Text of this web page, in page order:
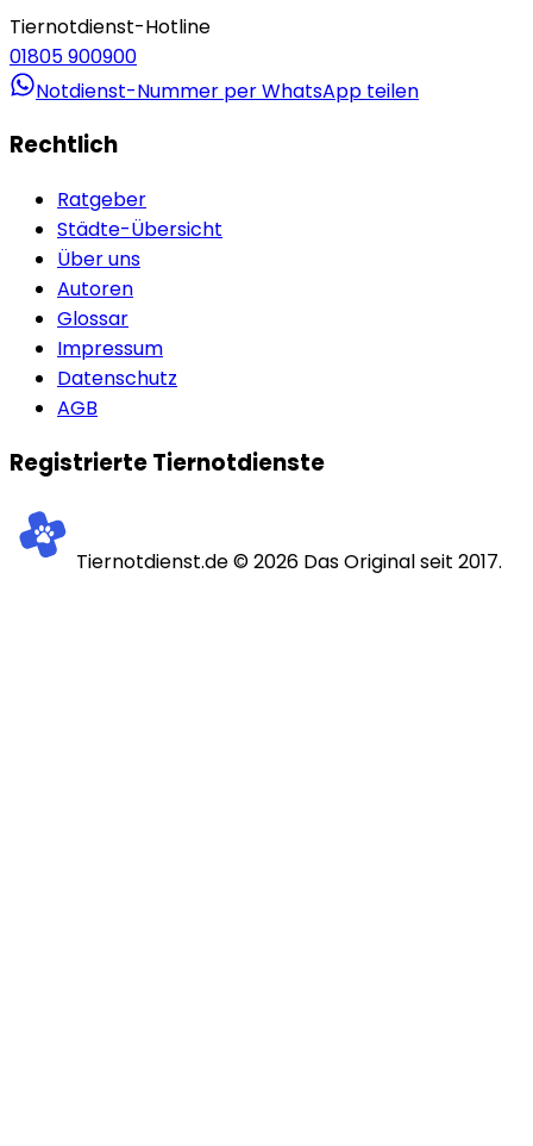
Tiernotdienst-Hotline
01805 900900
Notdienst-Nummer per WhatsApp teilen
Rechtlich
Ratgeber
Städte-Übersicht
Über uns
Autoren
Glossar
Impressum
Datenschutz
AGB
Registrierte Tiernotdienste
Tiernotdienst.de ©2026 Das Original seit 2017.